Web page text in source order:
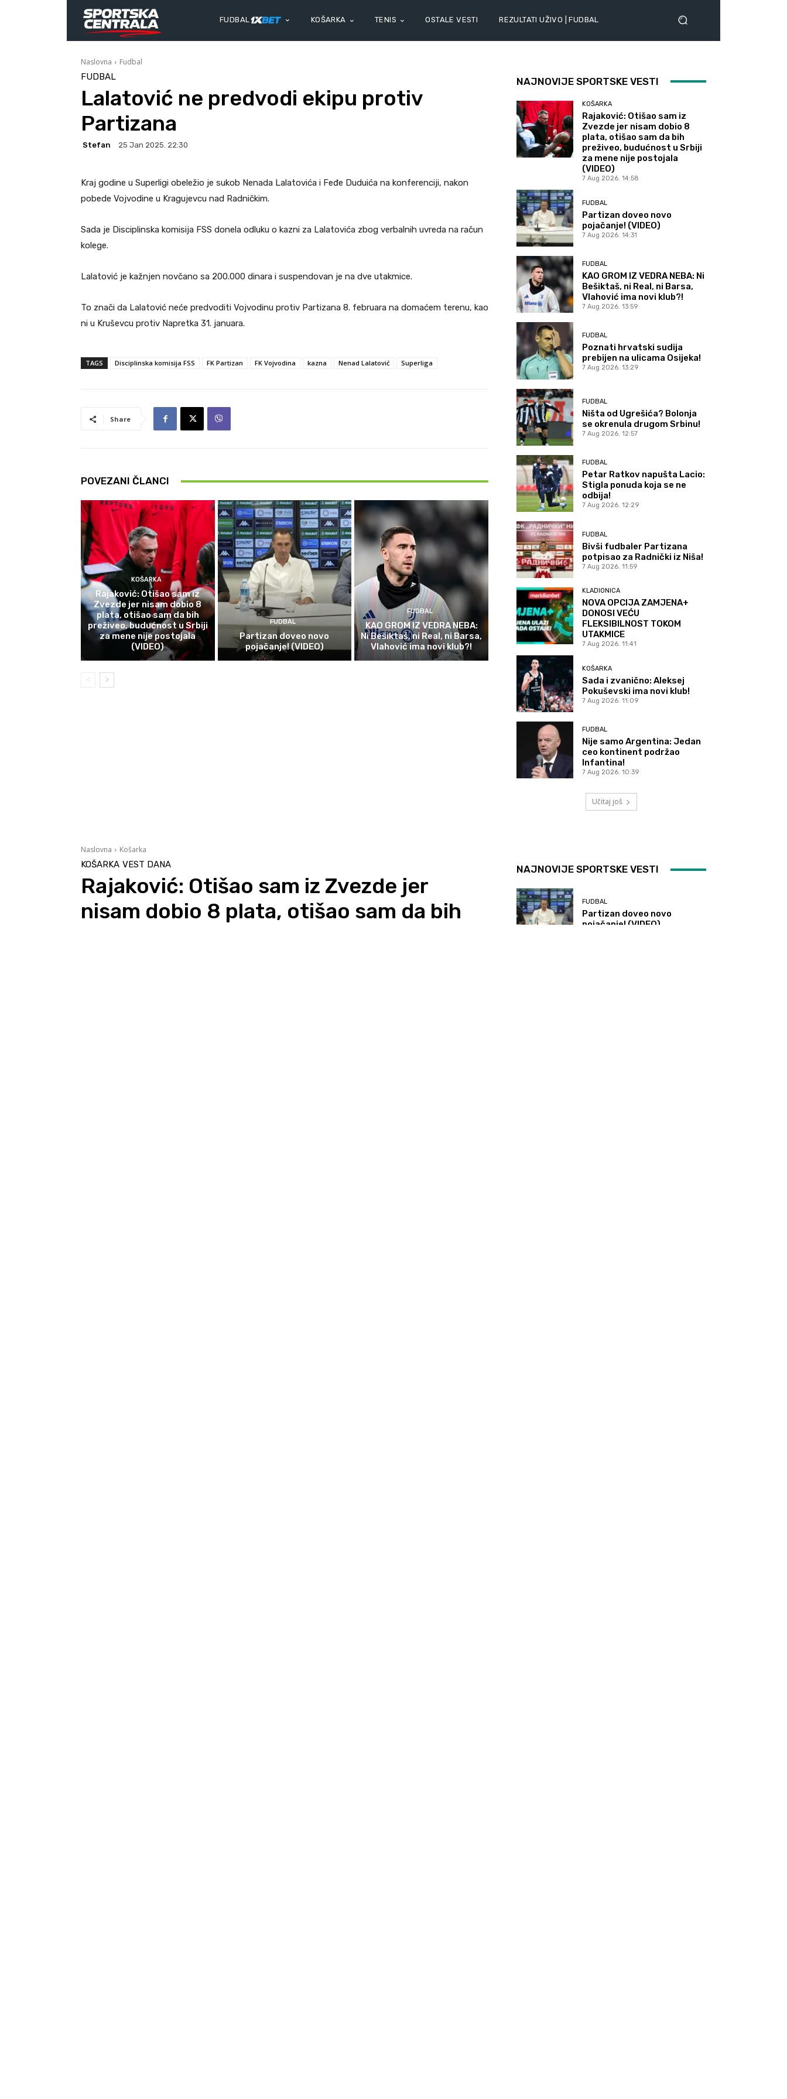
FUDBAL KOŠARKA TENIS OSTALE VESTI REZULTATI UŽIVO | FUDBAL
Naslovna Fudbal
FUDBAL
Lalatović ne predvodi ekipu protiv
Partizana
Stefan 25 Jan 2025. 22:30
Kraj godine u Superligi obeležio je sukob Nenada Lalatovića i Feđe Duduića na konferenciji, nakon
pobede Vojvodine u Kragujevcu nad Radničkim.
Sada je Disciplinska komisija FSS donela odluku o kazni za Lalatovića zbog verbalnih uvreda na račun
kolege.
Lalatović je kažnjen novčano sa 200.000 dinara i suspendovan je na dve utakmice.
To znači da Lalatović neće predvoditi Vojvodinu protiv Partizana 8. februara na domaćem terenu, kao
ni u Kruševcu protiv Napretka 31. januara.
TAGS Disciplinska komisija FSS FK Partizan FK Vojvodina kazna Nenad Lalatović Superliga
Share
POVEZANI ČLANCI
KOŠARKA
Rajaković: Otišao sam iz
Zvezde jer nisam dobio 8
plata, otišao sam da bih
preživeo, budućnost u Srbiji
za mene nije postojala
(VIDEO)
FUDBAL
Partizan doveo novo
pojačanje! (VIDEO)
FUDBAL
KAO GROM IZ VEDRA NEBA:
Ni Bešiktaš, ni Real, ni Barsa,
Vlahović ima novi klub?!
NAJNOVIJE SPORTSKE VESTI
KOŠARKA
Rajaković: Otišao sam iz
Zvezde jer nisam dobio 8
plata, otišao sam da bih
preživeo, budućnost u Srbiji
za mene nije postojala
(VIDEO)
7 Aug 2026. 14:58
FUDBAL
Partizan doveo novo
pojačanje! (VIDEO)
7 Aug 2026. 14:31
FUDBAL
KAO GROM IZ VEDRA NEBA: Ni
Bešiktaš, ni Real, ni Barsa,
Vlahović ima novi klub?!
7 Aug 2026. 13:59
FUDBAL
Poznati hrvatski sudija
prebijen na ulicama Osijeka!
7 Aug 2026. 13:29
FUDBAL
Ništa od Ugrešića? Bolonja
se okrenula drugom Srbinu!
7 Aug 2026. 12:57
FUDBAL
Petar Ratkov napušta Lacio:
Stigla ponuda koja se ne
odbija!
7 Aug 2026. 12:29
FUDBAL
Bivši fudbaler Partizana
potpisao za Radnički iz Niša!
7 Aug 2026. 11:59
KLADIONICA
NOVA OPCIJA ZAMJENA+
DONOSI VEĆU
FLEKSIBILNOST TOKOM
UTAKMICE
7 Aug 2026. 11:41
KOŠARKA
Sada i zvanično: Aleksej
Pokuševski ima novi klub!
7 Aug 2026. 11:09
FUDBAL
Nije samo Argentina: Jedan
ceo kontinent podržao
Infantina!
7 Aug 2026. 10:39
Učitaj još